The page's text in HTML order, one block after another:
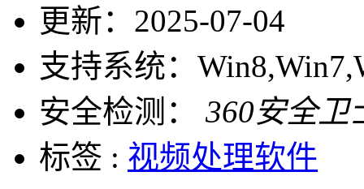
更新： 2025-07-04
支持系统：
安全检测：
360安全卫
标签 : 视频处理软件